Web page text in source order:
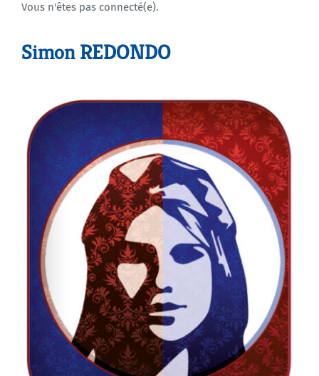
Agenda
Vous n'êtes pas connecté(e).
Simon REDONDO